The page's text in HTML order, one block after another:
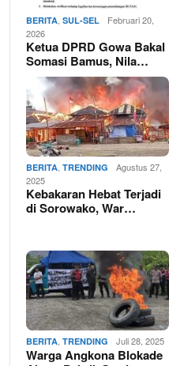
BERITA SUL-SEL
Februari 20,
2026
Ketua DPRD Gowa Bakal
Somasi Bamus, Nila…
BERITA TRENDING
Agustus 27,
2025
Kebakaran Hebat Terjadi
di Sorowako, War…
BERITA, TRENDING Juli 28, 2025
Warga Angkona Blokade